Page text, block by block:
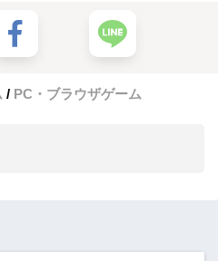
PC・ブラウザゲーム